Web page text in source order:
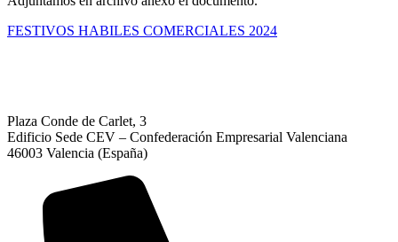
FESTIVOS HABILES COMERCIALES 2024
Plaza Conde de Carlet, 3
Edificio Sede CEV – Confederación Empresarial Valenciana
46003 Valencia (España)